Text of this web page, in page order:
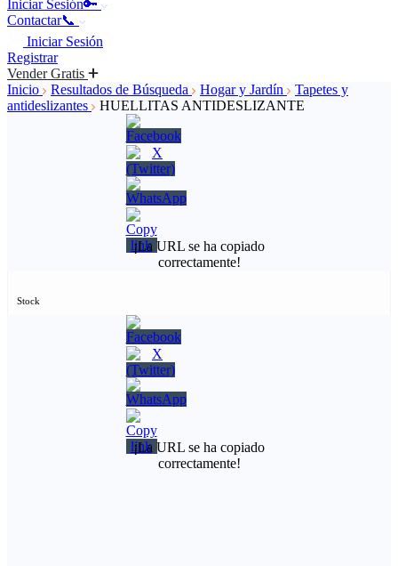
Iniciar Sesión🔑
Contactar📞
Iniciar Sesión
Registrar
Vender Gratis
Inicio
Resultados de Búsqueda Hogar y Jardín
Tapetes y
antideslizantes
HUELLITAS ANTIDESLIZANTE
¡La URL se ha copiado
correctamente!
Stock
¡La URL se ha copiado
correctamente!